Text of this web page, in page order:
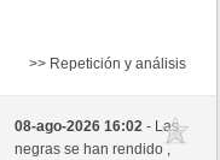
>> Repetición y análisis
08-ago-2026 16:02- Las
negras se han rendido ,